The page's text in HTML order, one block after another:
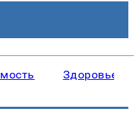
Здоровье